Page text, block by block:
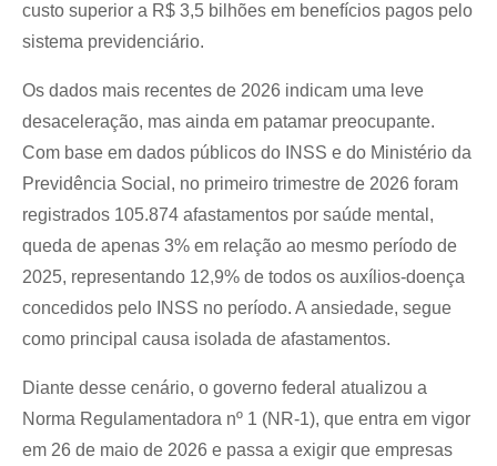
custo superior a R$ 3,5 bilhões em benefícios pagos pelo
sistema previdenciário.
Os dados mais recentes de 2026 indicam uma leve
desaceleração, mas ainda em patamar preocupante.
Com base em dados públicos do INSS e do Ministério da
Previdência Social, no primeiro trimestre de 2026 foram
registrados 105.874 afastamentos por saúde mental,
queda de apenas 3% em relação ao mesmo período de
2025, representando 12,9% de todos os auxílios-doença
concedidos pelo INSS no período. A ansiedade, segue
como principal causa isolada de afastamentos.
Diante desse cenário, o governo federal atualizou a
Norma Regulamentadora nº 1 (NR-1), que entra em vigor
em 26 de maio de 2026 e passa a exigir que empresas